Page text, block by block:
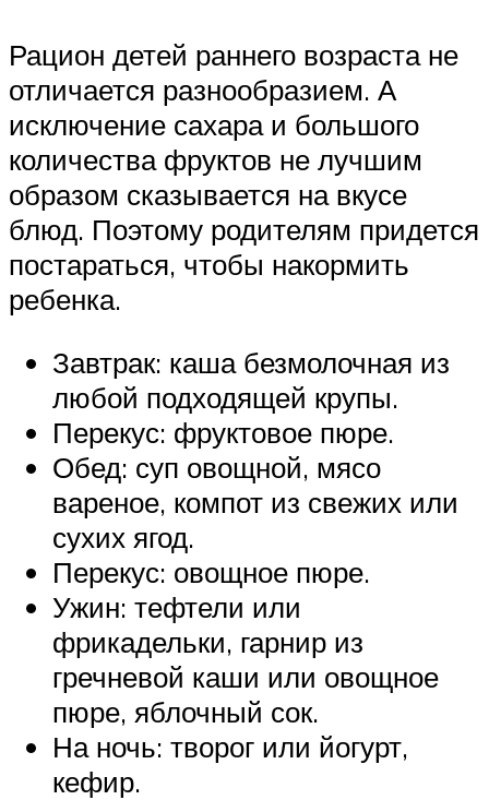
Рацион детей раннего возраста не
отличается разнообразием. А
исключение сахара и большого
количества фруктов не лучшим
образом сказывается на вкусе
блюд. Поэтому родителям придется
постараться, чтобы накормить
ребенка.
Завтрак: каша безмолочная из
любой подходящей крупы.
Перекус: фруктовое пюре.
Обед: суп овощной, мясо
вареное, компот из свежих или
сухих ягод.
Перекус: овощное пюре.
Ужин: тефтели или
фрикадельки, гарнир из
гречневой каши или овощное
пюре, яблочный сок.
На ночь: творог или йогурт,
кефир.